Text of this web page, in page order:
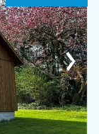
›